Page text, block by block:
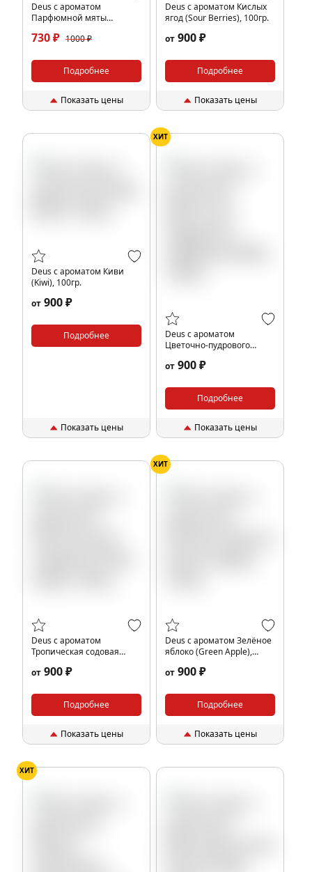
Deus с ароматом
Парфюмной мяты
730 ₽ 1000 ₽
Подробнее
Показать цены
Deus с ароматом Кислых
ягод (Sour Berries), 100гр.
от 900 ₽
Подробнее
Показать цены
Deus с ароматом Киви
(Kiwi), 100гр.
от 900 ₽
Подробнее
Показать цены
ХИТ
Deus с ароматом
Цветочно-пудрового
от 900 ₽
Подробнее
Показать цены
Deus с ароматом
Тропическая содовая
от 900 ₽
Подробнее
Показать цены
ХИТ
Deus с ароматом Зелёное
яблоко (Green Apple),
от 900 ₽
Подробнее
Показать цены
ХИТ